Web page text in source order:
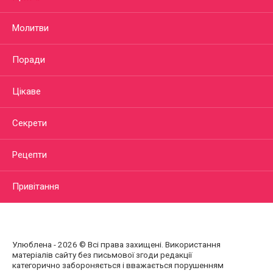
Молитви
Поради
Цікаве
Секрети
Рецепти
Привітання
Улюблена - 2026 © Всі права захищені. Використання
матеріалів сайту без письмової згоди редакції
категорично забороняється і вважається порушенням